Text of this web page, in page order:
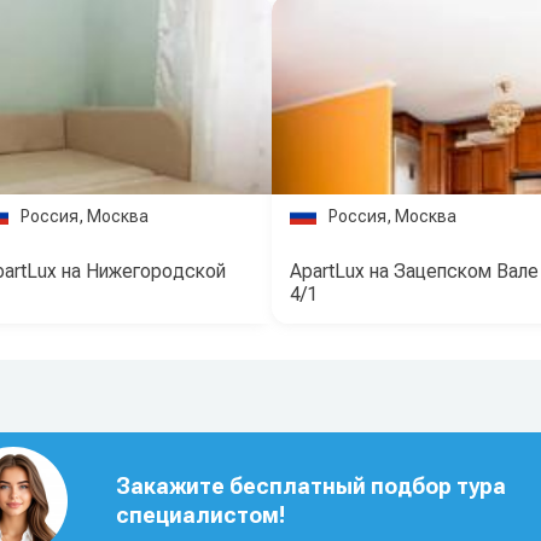
Россия, Москва
на Нижегородской
Россия, Москва
ApartLux на Зацепском Вале
4/1
Закажите бесплатный подбор тура
специалистом!